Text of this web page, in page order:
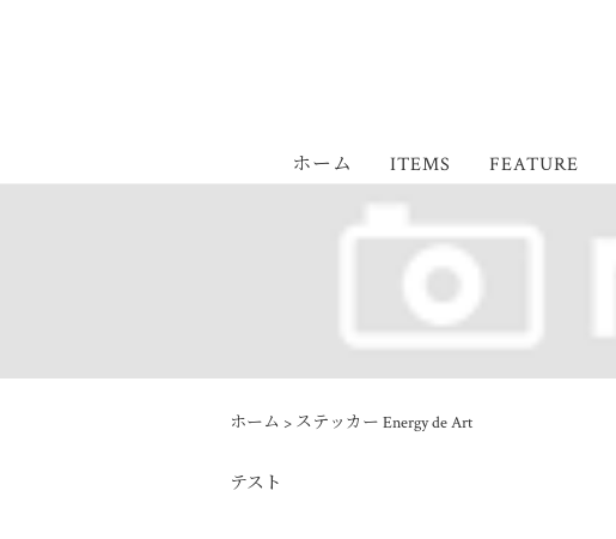
ホーム ITEMS FEATURE
ホーム > ステッカー Energy de Art
テスト